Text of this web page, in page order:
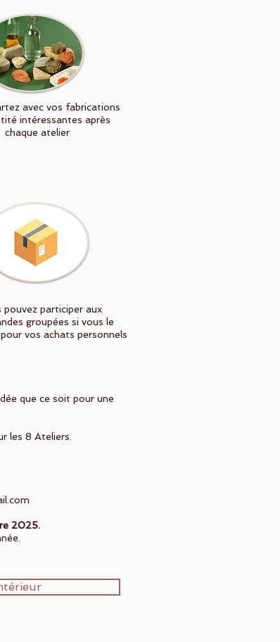
avec vos fabrications
intéressantes après
chaque atelier
pouvez participer aux
groupées si vous le
vos achats personnels
que ce soit pour une
les 8 Ateliers.
2025.